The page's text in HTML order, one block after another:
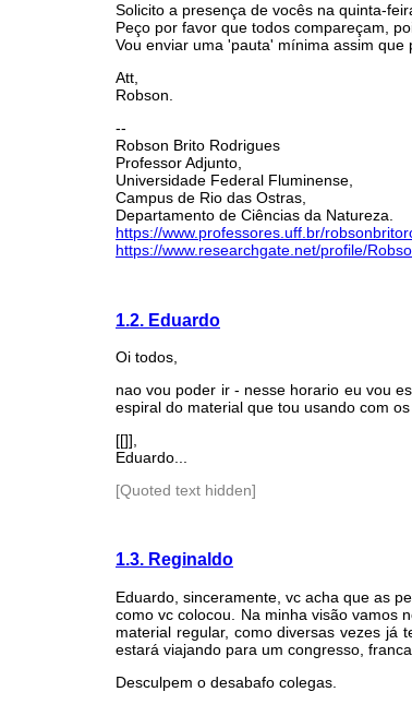
Solicito a presença de vocês na quinta-
Peço por favor que todos compareçam,
Vou enviar uma 'pauta' mínima assim que
Att,
Robson.
--
Robson Brito Rodrigues
Professor Adjunto,
Universidade Federal Fluminense,
Campus de Rio das Ostras,
Departamento de Ciências da Natureza.
https://www.professores.uff.br/
https://www.researchgate.net/profile/
1.2. Eduardo
Oi todos,
nao vou poder ir - nesse horario eu vou
espiral do material que tou usando com
[[]],
Eduardo...
[Quoted text hidden]
1.3. Reginaldo
Eduardo, sinceramente, vc acha que as
como vc colocou. Na minha visão vamos
material regular, como diversas vezes já
estará viajando para um congresso,
Desculpem o desabafo colegas.